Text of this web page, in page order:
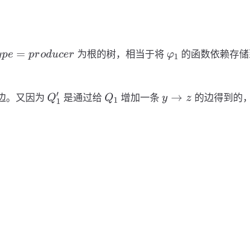
pe = producer 为根的树，相当于将 \varphi_1
φ1 的函数依赖存
。又因为 Q_1'
Q1
′ 是通过给 Q_1
Q1 增加一条y\rightarrow
y → z 的边得到的